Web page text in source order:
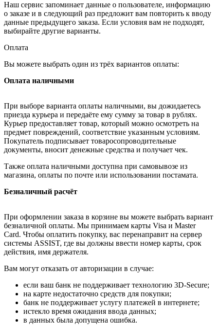
Наш сервис запоминает данные о пользователе, информацию
о заказе и в следующий раз предложит вам повторить к вводу
данные предыдущего заказа. Если условия вам не подходят,
выбирайте другие варианты.
Оплата
Вы можете выбрать один из трёх вариантов оплаты:
Оплата наличными
При выборе варианта оплаты наличными, вы дожидаетесь
приезда курьера и передаёте ему сумму за товар в рублях.
Курьер предоставляет товар, который можно осмотреть на
предмет повреждений, соответствие указанным условиям.
Покупатель подписывает товаросопроводительные
документы, вносит денежные средства и получает чек.
Также оплата наличными доступна при самовывозе из
магазина, оплаты по почте или использовании постамата.
Безналичный расчёт
При оформлении заказа в корзине вы можете выбрать вариант
безналичной оплаты. Мы принимаем карты Visa и Master
Card. Чтобы оплатить покупку, вас перенаправит на сервер
системы ASSIST, где вы должны ввести номер карты, срок
действия, имя держателя.
Вам могут отказать от авторизации в случае:
если ваш банк не поддерживает технологию 3D-Secure;
на карте недостаточно средств для покупки;
банк не поддерживает услугу платежей в интернете;
истекло время ожидания ввода данных;
в данных была допущена ошибка.